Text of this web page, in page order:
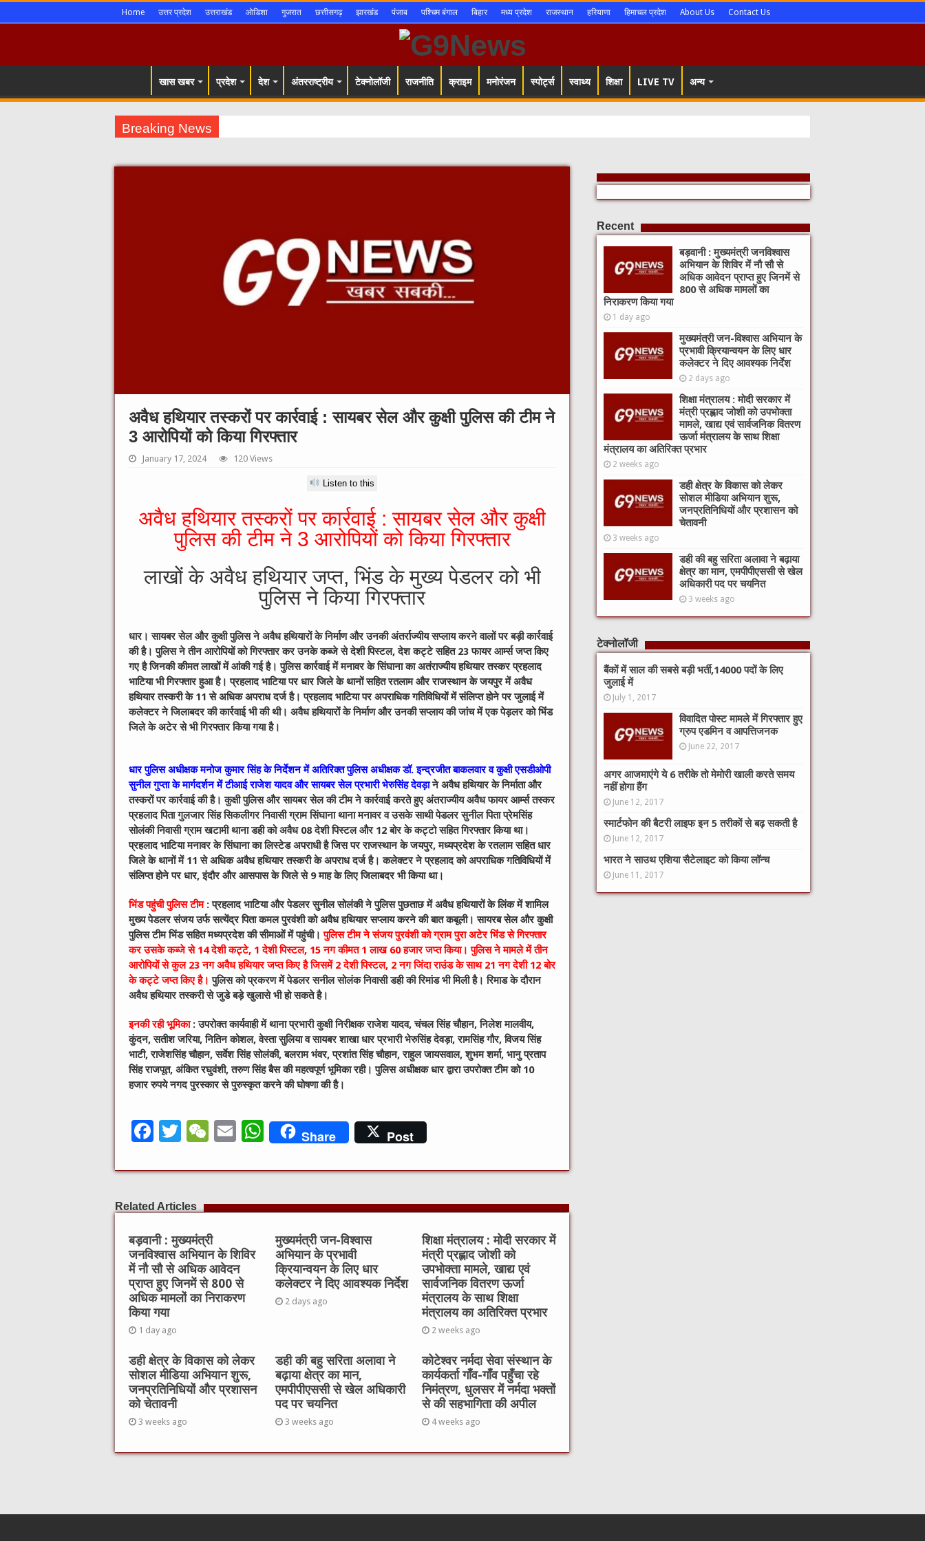
Home उत्तर प्रदेश उत्तराखंड ओडिशा गुजरात छत्तीसगढ़ झारखंड पंजाब पश्चिम बंगाल बिहार मध्य प्रदेश राजस्थान हरियाणा हिमाचल प्रदेश About Us Contact Us
खास खबर प्रदेश देश अंतरराष्ट्रीय टेक्नोलॉजी राजनीति क्राइम मनोरंजन स्पोर्ट्स स्वाथ्य शिक्षा LIVE TV अन्य
Breaking News
अवैध हथि‍यार तस्‍करों पर कार्रवाई : सायबर सेल और कुक्षी पुलिस की टीम ने
3 आरोपियों को किया गिरफ्तार
January 17, 2024 120 Views
Listen to this
अवैध हथि‍यार तस्‍करों पर कार्रवाई : सायबर सेल और कुक्षी
पुलिस की टीम ने 3 आरोपियों को किया गिरफ्तार
लाखों के अवैध हथ‍ियार जप्‍त, भ‍िंड के मुख्‍य पेडलर को भी
पुलिस ने किया गिरफ्तार
धार। सायबर सेल और कुक्षी पुलिस ने अवैध हथियारों के निर्माण और उनकी अंतर्राज्यीय सप्‍लाय करने वालों पर बड़ी कार्रवाई
की है। पुलिस ने तीन आरोपियों को गिरफ्तार कर उनके कब्‍जे से देशी पिस्‍टल, देश कट्टे सहित 23 फायर आर्म्‍स जप्‍त किए
गए है जिनकी कीमत लाखों में आंकी गई है। पुलिस कार्रवाई में मनावर के सिंघाना का अतंराज्‍यीय हथि‍यार तस्‍कर प्रहलाद
भाटिया भी गिरफ्तार हुआ है। प्रहलाद भाटिया पर धार जिले के थानों सहित रतलाम और राजस्‍थान के जयपुर में अवैध
हथि‍यार तस्‍करी के 11 से अधिक अपराध दर्ज है। प्रहलाद भाटिया पर अपराधिक गतिविध‍ियों में संलिप्‍त होने पर जुलाई में
कलेक्‍टर ने जिलाबदर की कार्रवाई भी की थी। अवैध हथ‍ियारों के निर्माण और उनकी सप्‍लाय की जांच में एक पेड़लर को भि‍ंंड
जिले के अटेर से भी गिरफ्तार किया गया है।
धार पुलिस अधीक्षक मनोज कुमार सिंह के निर्देशन में अतिरिक्त पुलिस अधीक्षक डॉ. इन्द्रजीत बाकलवार व कुक्षी एसडीओपी
सुनील गुप्‍ता के मार्गदर्शन में टीआई राजेश यादव और सायबर सेल प्रभारी भेरुसिंह देवड़ाने अवैध हथि‍यार के निर्माता और
तस्‍करों पर कार्रवाई की है। कुक्षी पुलिस और सायबर सेल की टीम ने कार्रवाई करते हुए अंतराज्यीय अवैध फायर आर्म्स तस्कर
प्रहलाद पिता गुलजार सिंह सिकलीगर निवासी ग्राम सिंघाना थाना मनावर व उसके साथी पेडलर सुनील पिता प्रेमसिंह
सोलंकी निवासी ग्राम खटामी थाना डही को अवैध 08 देशी पिस्टल और 12 बोर के कट्टो सहित गिरफ्तार किया था।
प्रहलाद भाटिया मनावर के सिंघाना का लिस्‍टेड अपराधी है जिस पर राजस्‍थान के जयपुर, मध्‍यप्रदेश के रतलाम सहित धार
जिले के थानों में 11 से अधिक अवैध हथि‍यार तस्‍करी के अपराध दर्ज है। कलेक्‍टर ने प्रहलाद को अपराधिक गतिविधियों में
संलिप्‍त होने पर धार, इंदौर और आसपास के जिले से 9 माह के लिए जिलाबदर भी किया था।
भि‍ंड पहुंची पुलिस टीम: प्रहलाद भाटिया और पेडलर सुनील सोलंकी ने पुलिस पुछताछ में अवैध हथ‍ियारों के लिंक में शामिल
मुख्‍य पेडलर संजय उर्फ सत्‍येंद्र पिता कमल पुरवंशी को अवैध हथ‍ियार सप्‍लाय करने की बात कबूली। सायरब सेल और कुक्षी
पुलिस टीम भिंड सहित मध्‍यप्रदेश की सीमाओं में पहुंची।पुलिस टीम ने संजय पुरवंशी को ग्राम पुरा अटेर भि‍ंंड से गिरफ्तार
कर उसके कब्‍जे से 14 देशी कट्टे, 1 देशी पिस्‍टल, 15 नग कीमत 1 लाख 60 हजार जप्‍त किया। पुलिस ने मामले में तीन
आरोप‍ियों से कुल 23 नग अवैध हथ‍ियार जप्‍त किए है जिसमें 2 देशी पिस्‍टल, 2 नग जिंदा राउंड के साथ 21 नग देशी 12 बोर
के कट्टे जप्‍त किए है। पुलिस को प्रकरण में पेडलर सनील सोलंक निवासी डही की रिमांड भी मिली है। रिमाड के दौरान
अवैध हथ‍ियार तस्‍करी से जुडे बड़े खुलासे भी हो सकते है।
इनकी रही भूमिका: उपरोक्त कार्यवाही में थाना प्रभारी कुक्षी निरीक्षक राजेश यादव, चंचल सिंह चौहान, निलेश मालवीय,
कुंदन, सतीश जरिया, नितिन कोशल, वेस्ता सुलिया व सायबर शाखा धार प्रभारी भेरुसिंह देवड़ा, रामसिंह गौर, विजय सिंह
भाटी, राजेशसिंह चौहान, सर्वेश सिंह सोलंकी, बलराम भंवर, प्रशांत सिंह चौहान, राहुल जायसवाल, शुभम शर्मा, भानु प्रताप
सिंह राजपूत, अंकित रघुवंशी, तरुण सिंह बैस की महत्वपूर्ण भूमिका रही। पुलिस अधीक्षक धार द्वारा उपरोक्त टीम को 10
हजार रुपये नगद पुरस्कार से पुरुस्कृत करने की घोषणा की है।
F
c
e
b
o
o
k
T
it
te
r
W
C
h
at
E
ai
l
W
at
s
A
p
p
Share Post
Related Articles
बड़वानी : मुख्यमंत्री
जनविश्वास अभियान के शिविर
में नौ सौ से अधिक आवेदन
प्राप्त हुए जिनमें से 800 से
अधिक मामलों का निराकरण
किया गया
1 day ago
मुख्यमंत्री जन-विश्वास
अभियान के प्रभावी
क्रियान्वयन के लिए धार
कलेक्टर ने दिए आवश्यक निर्देश
2 days ago
शिक्षा मंत्रालय : मोदी सरकार में
मंत्री प्रह्लाद जोशी को
उपभोक्ता मामले, खाद्य एवं
सार्वजनिक वितरण ऊर्जा
मंत्रालय के साथ शिक्षा
मंत्रालय का अतिरिक्त प्रभार
2 weeks ago
डही क्षेत्र के विकास को लेकर
सोशल मीडिया अभियान शुरू,
जनप्रतिनिधियों और प्रशासन
को चेतावनी
3 weeks ago
डही की बहु सरिता अलावा ने
बढ़ाया क्षेत्र का मान,
एमपीपीएससी से खेल अधिकारी
पद पर चयनित
3 weeks ago
कोटेश्वर नर्मदा सेवा संस्थान के
कार्यकर्ता गाँव-गाँव पहुँचा रहे
निमंत्रण, धुलसर में नर्मदा भक्तों
से की सहभागिता की अपील
4 weeks ago
Recent
बड़वानी : मुख्यमंत्री जनविश्वास
अभियान के शिविर में नौ सौ से
अधिक आवेदन प्राप्त हुए जिनमें से
800 से अधिक मामलों का
निराकरण किया गया
1 day ago
मुख्यमंत्री जन-विश्वास अभियान के
प्रभावी क्रियान्वयन के लिए धार
कलेक्टर ने दिए आवश्यक निर्देश
2 days ago
शिक्षा मंत्रालय : मोदी सरकार में
मंत्री प्रह्लाद जोशी को उपभोक्ता
मामले, खाद्य एवं सार्वजनिक वितरण
ऊर्जा मंत्रालय के साथ शिक्षा
मंत्रालय का अतिरिक्त प्रभार
2 weeks ago
डही क्षेत्र के विकास को लेकर
सोशल मीडिया अभियान शुरू,
जनप्रतिनिधियों और प्रशासन को
चेतावनी
3 weeks ago
डही की बहु सरिता अलावा ने बढ़ाया
क्षेत्र का मान, एमपीपीएससी से खेल
अधिकारी पद पर चयनित
3 weeks ago
टेक्नोलॉजी
बैंकों में साल की सबसे बड़ी भर्ती,14000 पदों के लिए
जुलाई में
July 1, 2017
विवादित पोस्ट मामले में गिरफ्तार हुए
ग्रुप एडमिन व आपत्तिजनक
June 22, 2017
अगर आजमाएंगे ये 6 तरीके तो मेमोरी खाली करते समय
नहीं होगा हैंग
June 12, 2017
स्मार्टफोन की बैटरी लाइफ इन 5 तरीकों से बढ़ सकती है
June 12, 2017
भारत ने साउथ एशिया सैटेलाइट को किया लॉन्च
June 11, 2017